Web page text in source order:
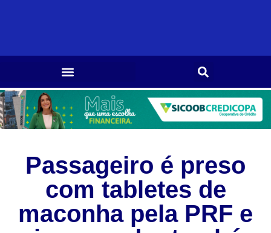
Passageiro é preso
com tabletes de
maconha pela PRF e